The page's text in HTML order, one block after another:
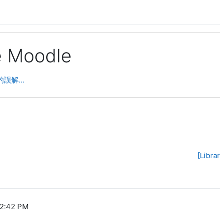
Moodle
誤解...
PM